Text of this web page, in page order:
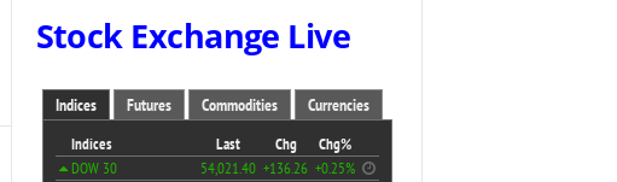
Stock Exchange Live